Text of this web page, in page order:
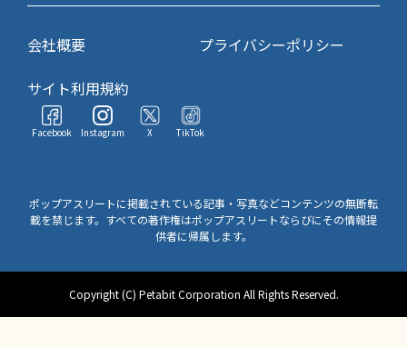
会社概要
プライバシーポリシー
サイト利用規約
Facebook Instagram X TikTok
ポップアスリートに掲載されている記事・写真などコンテンツの無断転
載を禁じます。すべての著作権はポップアスリートならびにその情報提
供者に帰属します。
Copyright (C) Petabit Corporation All Rights Reserved.